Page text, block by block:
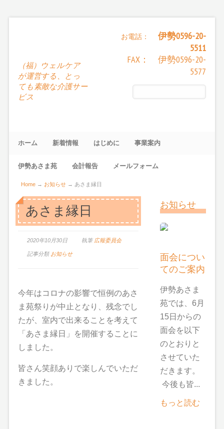
（福）ウェルケア
が運営する、とっ
ても素敵な介護サー
ビス
お電話：
伊勢0596-20-
5511
FAX： 伊勢0596-20-
5577
ホーム 新着情報 はじめに 事業案内
伊勢あさま苑 会計報告 メールフォーム
Home → お知らせ → あさま縁日
あさま縁日
2020年10月30日 執筆 広報委員会
記事分類 お知らせ
今年はコロナの影響で恒例のあさ
ま苑祭りが中止となり、残念でし
たが、室内で出来ることを考えて
「あさま縁日」を開催することに
しました。
皆さん笑顔ありで楽しんでいただ
きました。
お知らせ
面会につい
てのご案内
伊勢あさま
苑では、6月
15日からの
面会を以下
のとおりと
させていた
だきます。
今後も皆...
もっと読む